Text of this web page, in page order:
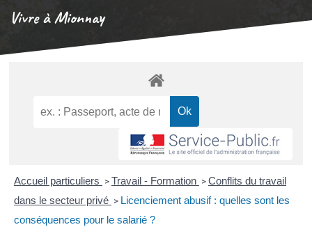
Vivre à Mionnay
Accueil particuliers > Travail - Formation > Conflits du travail
dans le secteur privé > Licenciement abusif : quelles sont les
conséquences pour le salarié ?